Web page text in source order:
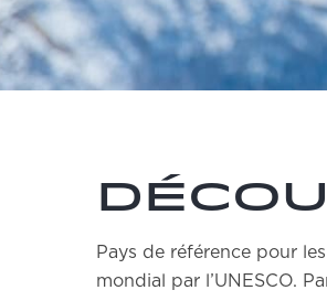
Pays de référence pour
mondial par l’UNESCO.